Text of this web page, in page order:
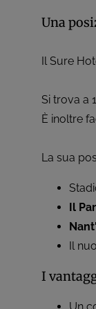
Una
Il Sure
Si trova a
È inoltre
La sua
Il
Il
I